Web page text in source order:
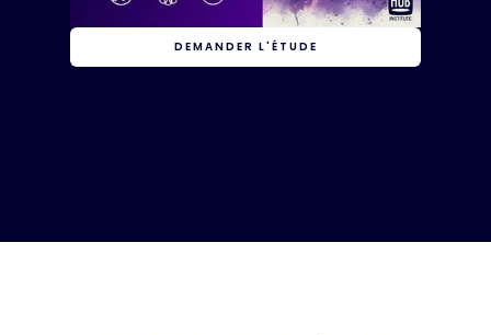
DEMANDER L'ÉTUDE